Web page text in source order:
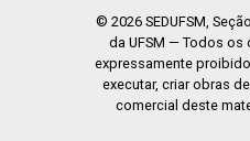
© 2026 SEDUFSM,
da UFSM — Todos os
expressamente
executar, criar obras
comercial deste